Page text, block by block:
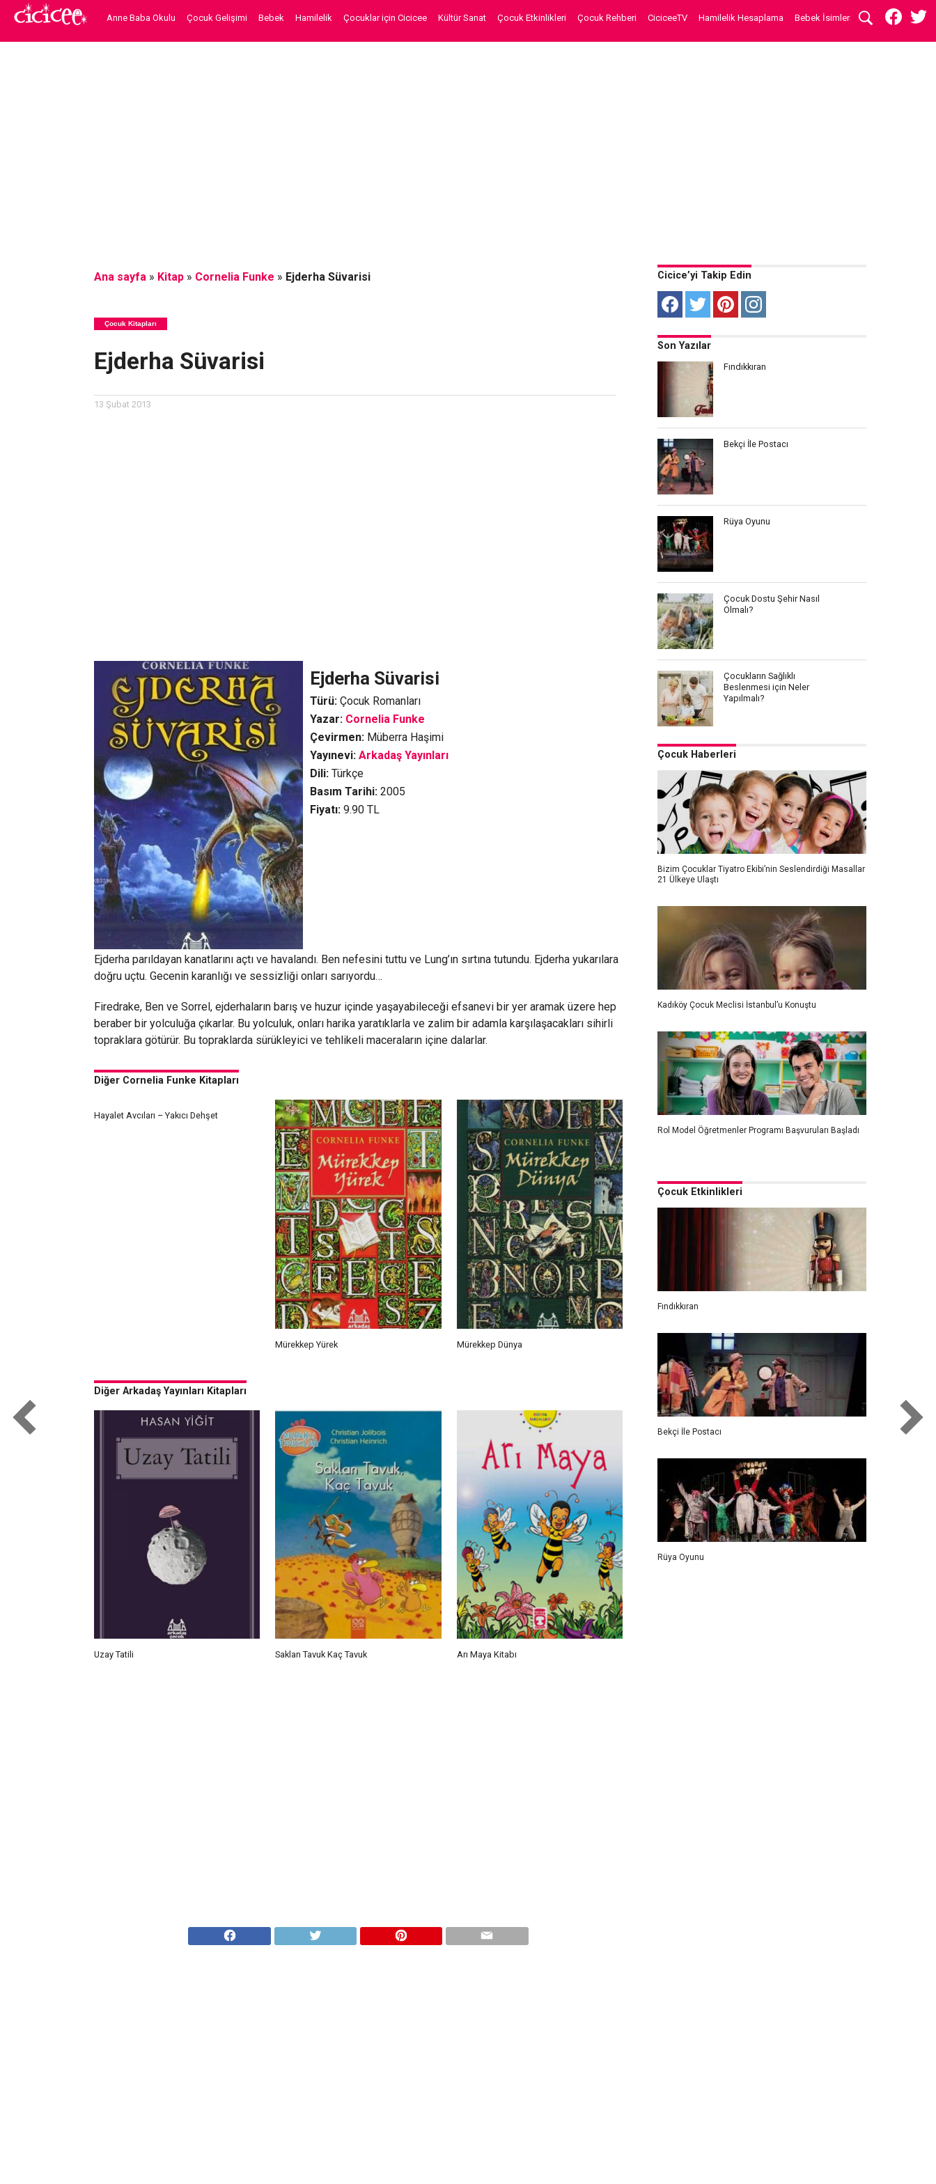
Anne Baba Okulu Çocuk Gelişimi Bebek Hamilelik Çocuklar için Cicicee Kültür Sanat Çocuk Etkinlikleri Çocuk Rehberi CiciceeTV Hamilelik Hesaplama Bebek İsimleri
Ana sayfa» Kitap» Cornelia Funke » Ejderha Süvarisi
Çocuk Kitapları
Ejderha Süvarisi
13 Şubat 2013
Ejderha Süvarisi
Türü:Çocuk Romanları
Yazar: Cornelia Funke
Çevirmen:Müberra Haşimi
Yayınevi: Arkadaş Yayınları
Dili: Türkçe
Basım Tarihi: 2005
Fiyatı: 9.90TL
Ejderha parıldayan kanatlarını açtı ve havalandı. Ben nefesini tuttu ve Lung’ın sırtına tutundu. Ejderha yukarılara
doğru uçtu. Gecenin karanlığı ve sessizliği onları sarıyordu…
Firedrake, Ben ve Sorrel, ejderhaların barış ve huzur içinde yaşayabileceği efsanevi bir yer aramak üzere hep
beraber bir yolculuğa çıkarlar. Bu yolculuk, onları harika yaratıklarla ve zalim bir adamla karşılaşacakları sihirli
topraklara götürür. Bu topraklarda sürükleyici ve tehlikeli maceraların içine dalarlar.
Diğer Cornelia Funke Kitapları
Hayalet Avcıları – Yakıcı Dehşet
Mürekkep Yürek Mürekkep Dünya
Diğer Arkadaş Yayınları Kitapları
Uzay Tatili Saklan Tavuk Kaç Tavuk Arı Maya Kitabı
Cicice’yi Takip Edin
Son Yazılar
Fındıkkıran
Bekçi İle Postacı
Rüya Oyunu
Çocuk Dostu Şehir Nasıl
Olmalı?
Çocukların Sağlıklı
Beslenmesi için Neler
Yapılmalı?
Çocuk Haberleri
Bizim Çocuklar Tiyatro Ekibi’nin Seslendirdiği Masallar
21 Ülkeye Ulaştı
Kadıköy Çocuk Meclisi İstanbul’u Konuştu
Rol Model Öğretmenler Programı Başvuruları Başladı
Çocuk Etkinlikleri
Fındıkkıran
Bekçi İle Postacı
Rüya Oyunu